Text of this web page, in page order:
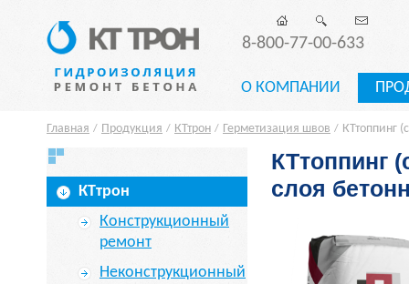
8-800-77-00-633
О КОМПАНИИ
Главная / Продукция / КТтрон / Герметизация швов / КТтоппинг
КТтрон
Конструкционный
ремонт
Неконструкционный
КТтоппинг
слоя